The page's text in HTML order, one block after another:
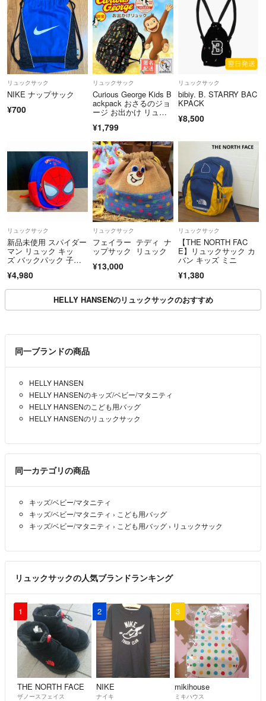
リュックサック
NIKE ナップサック
¥700
リュックサック
Curious George Kids B
ackpack おさるのジョ
ージ お出かけ リュッ
¥1,799
リュックサック
bibiy. B. STARRY BAC
KPACK
¥8,500
リュックサック
新品未使用 スパイダー
マン リュック キッ
ズ バックパック 子供
¥4,980
リュックサック
フェイラー テディ ナ
ップサック リュック
¥13,000
リュックサック
【THE NORTH FAC
E】リュックサック カ
バン キッズ ミニ
¥1,380
HELLY HANSENのリュックサックのおすすめ
同一ブランドの商品
HELLY HANSEN
HELLY HANSENのキッズ/ベビー/マタニティ
HELLY HANSENのこども用バッグ
HELLY HANSENのリュックサック
同一カテゴリの商品
キッズ/ベビー/マタニティ
キッズ/ベビー/マタニティ › こども用バッグ
キッズ/ベビー/マタニティ › こども用バッグ › リュックサック
リュックサックの人気ブランドランキング
1
THE NORTH FACE
ザノースフェイス
2
NIKE
ナイキ
3
mikihouse
ミキハウス